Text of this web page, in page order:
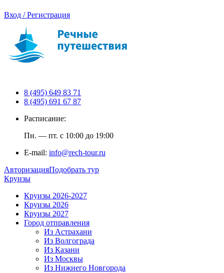
Вход / Регистрация
8 (495) 649 83 71
8 (495) 691 67 87
Расписание:
Пн. — пт. с 10:00 до 19:00
E-mail: info@rech-tour.ru
АвторизацияПодобрать тур
Круизы
Круизы 2026-2027
Круизы 2026
Круизы 2027
Город отправления
Из Астрахани
Из Волгограда
Из Казани
Из Москвы
Из Нижнего Новгорода